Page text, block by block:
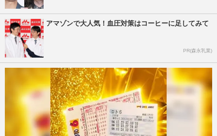
アマゾンで大人気！血圧対策はコーヒーに足してみて
PR(森永乳業)